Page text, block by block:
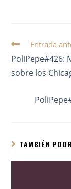
Entrada
PoliPepe#426:
sobre los
TAMBIÉN